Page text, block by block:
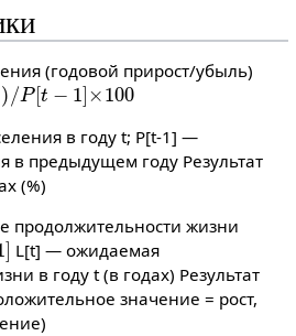
(годовой прирост/убыль)
−1]×100
в году t; P[t-1] —
в предыдущем году Результат
(%)
продолжительности жизни
L[t] — ожидаемая
в году t (в годах) Результат
значение = рост,